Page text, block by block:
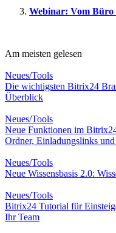
Webinar: Vom Büro
Am meisten gelesen
Neues/Tools
Die wichtigsten Bitrix24
Überblick
Neues/Tools
Neue Funktionen im
Ordner, Einladungslinks
Neues/Tools
Neue Wissensbasis 2.0:
Neues/Tools
Bitrix24 Tutorial für
Ihr Team